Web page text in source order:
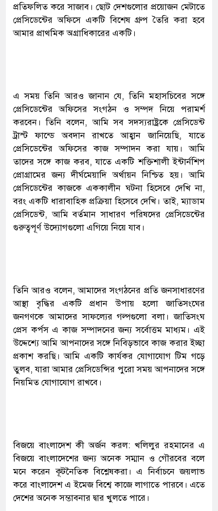
প্রতিফলিত করে সাজাব। ছোট দেশগুলোর প্রয়োজন মেটাতে
প্রেসিডেন্টের অফিসে একটি বিশেষ গ্রুপ তৈরি করা হবে
আমার প্রাথমিক অগ্রাধিকারের একটি।
এ সময় তিনি আরও জানান যে, তিনি মহাসচিবের সঙ্গে
প্রেসিডেন্টের অফিসের সংগঠন ও সম্পদ নিয়ে পরামর্শ
করবেন। তিনি বলেন, আমি সব সদস্যরাষ্ট্রকে প্রেসিডেন্ট
ট্রাস্ট ফান্ডে অবদান রাখতে আহ্বান জানিয়েছি, যাতে
প্রেসিডেন্টের অফিসের কাজ সম্পাদন করা যায়। আমি
তাদের সঙ্গে কাজ করব, যাতে একটি শক্তিশালী ইন্টার্নশিপ
প্রোগ্রামের জন্য দীর্ঘমেয়াদি অর্থায়ন নিশ্চিত হয়। আমি
প্রেসিডেন্টের কাজকে এককালীন ঘটনা হিসেবে দেখি না,
বরং একটি ধারাবাহিক প্রক্রিয়া হিসেবে দেখি। তাই, ম্যাডাম
প্রেসিডেন্ট, আমি বর্তমান সাধারণ পরিষদের প্রেসিডেন্টের
গুরুত্বপূর্ণ উদ্যোগগুলো এগিয়ে নিয়ে যাব।
তিনি আরও বলেন, আমাদের সংগঠনের প্রতি জনসাধারণের
আস্থা বৃদ্ধির একটি প্রধান উপায় হলো জাতিসংঘের
জনগণকে আমাদের সাফল্যের গল্পগুলো বলা। জাতিসংঘ
প্রেস কর্পস এ কাজ সম্পাদনের জন্য সর্বোত্তম মাধ্যম। এই
উদ্দেশ্যে আমি আপনাদের সঙ্গে নিবিড়ভাবে কাজ করার ইচ্ছা
প্রকাশ করছি। আমি একটি কার্যকর যোগাযোগ টিম গড়ে
তুলব, যারা আমার প্রেসিডেন্সির পুরো সময় আপনাদের সঙ্গে
নিয়মিত যোগাযোগ রাখবে।
বিজয়ে বাংলাদেশ কী অর্জন করল: খলিলুর রহমানের এ
বিজয়ে বাংলাদেশের জন্য অনেক সম্মান ও গৌরবের বলে
মনে করেন কূটনৈতিক বিশ্লেষকরা। এ নির্বাচনে জয়লাভ
করে বাংলাদেশ এ ইমেজ বিশ্বে কাজে লাগাতে পারবে। এতে
দেশের অনেক সম্ভাবনার দ্বার খুলতে পারে।